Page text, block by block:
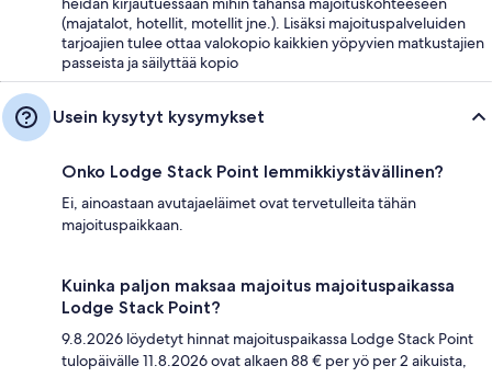
(majatalot, hotellit, motellit jne.). Lisäksi majoituspalveluiden
tarjoajien tulee ottaa valokopio kaikkien yöpyvien matkustajien
passeista ja säilyttää kopio
Usein kysytyt kysymykset
Onko Lodge Stack Point lemmikkiystävällinen?
Ei, ainoastaan avutajaeläimet ovat tervetulleita tähän
majoituspaikkaan.
Kuinka paljon maksaa majoitus majoituspaikassa
Lodge Stack Point?
9.8.2026 löydetyt hinnat majoituspaikassa Lodge Stack Point
tulopäivälle 11.8.2026 ovat alkaen 88 € per yö per 2 aikuista,